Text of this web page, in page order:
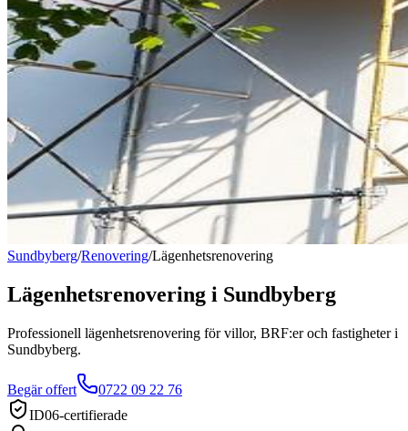
Sundbyberg/Renovering/Lägenhetsrenovering
Lägenhetsrenovering i Sundbyberg
Professionell lägenhetsrenovering för villor, BRF:er och fastigheter i
Sundbyberg.
Begär offert
0722 09 22 76
ID06-certifierade